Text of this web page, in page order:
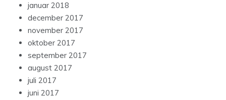
januar 2018
december 2017
november 2017
oktober 2017
september 2017
august 2017
juli 2017
juni 2017